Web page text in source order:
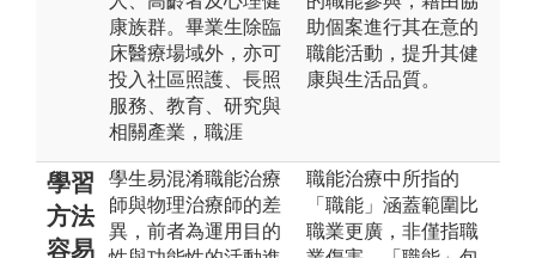
康族群。畢業生除臨
床醫療場域外，亦可
投入社區照護、長照
服務、教育、研究與
相關產業，職涯
助個案進行其在意的
職能活動，提升其健
康與生活品質。
學習
方法
容易
學生易混淆職能治療
師與物理治療師的差
異，前者為運用目的
職能治療中所指的
「職能」涵蓋範圍比
職業更廣，非僅指職